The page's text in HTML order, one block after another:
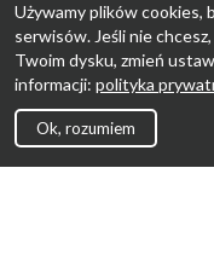
Używamy plików cookies,
serwisów. Jeśli nie
Twoim dysku, zmień
informacji: polityka
Ok, rozumiem